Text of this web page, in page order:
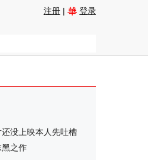
注册 | 登录
没上映本人先吐槽
之作